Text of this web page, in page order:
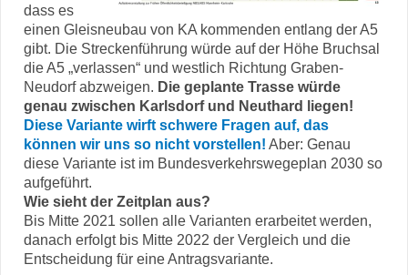
dass es
einen Gleisneubau von KA kommenden entlang der A5
gibt. Die Streckenführung würde auf der Höhe Bruchsal
die A5 „verlassen“ und westlich Richtung Graben-
Neudorf abzweigen. Die geplante Trasse würde
genau zwischen Karlsdorf und Neuthard liegen!
Diese Variante wirft schwere Fragen auf, das
können wir uns so nicht vorstellen! Aber: Genau
diese Variante ist im Bundesverkehrswegeplan 2030 so
aufgeführt.
Wie sieht der Zeitplan aus?
Bis Mitte 2021 sollen alle Varianten erarbeitet werden,
danach erfolgt bis Mitte 2022 der Vergleich und die
Entscheidung für eine Antragsvariante.